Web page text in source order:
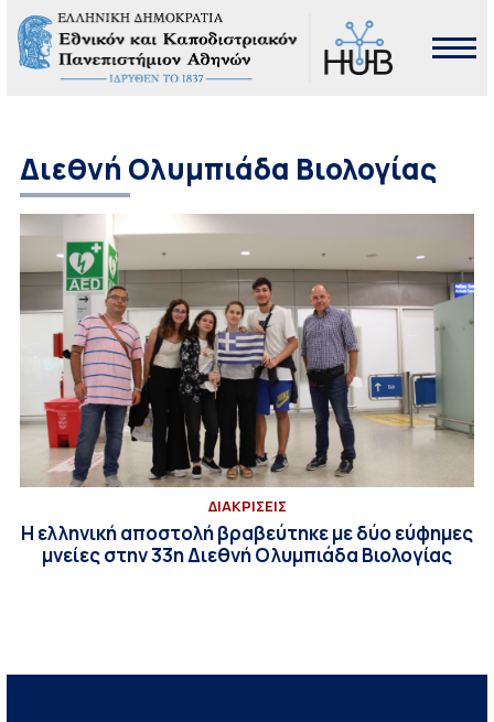
Διεθνή Ολυμπιάδα Βιολογίας
ΔΙΑΚΡΙΣΕΙΣ
Η ελληνική αποστολή βραβεύτηκε με δύο εύφημες
μνείες στην 33η Διεθνή Ολυμπιάδα Βιολογίας